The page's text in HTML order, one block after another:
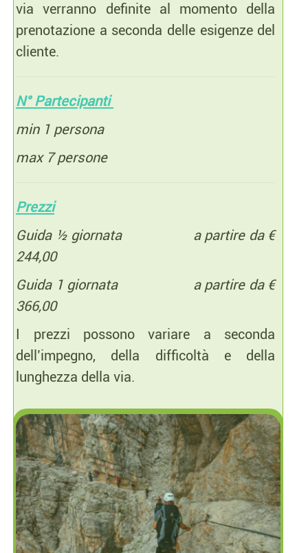
via verranno definite al momento della
prenotazione a seconda delle esigenze del
cliente.
N° Partecipanti
min 1 persona
max 7 persone
Prezzi
Guida ½ giornata a partire da €
244,00
Guida 1 giornata a partire da €
366,00
I prezzi possono variare a seconda
dell’impegno, della difficoltà e della
lunghezza della via.